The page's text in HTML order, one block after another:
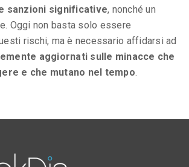
sanzioni significative, nonché un
Oggi non basta solo essere
rischi, ma è necessario affidarsi ad
aggiornati sulle minacce che
e che mutano nel tempo.